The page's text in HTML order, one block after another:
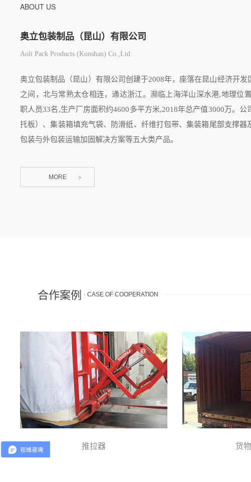
ABOUT US
奥立包装制品（昆山）有限公司
Aoli Pack Products (Kunshan) Co.,Ltd
奥立包装制品（昆山）有限公司创建于2008年，座落在昆山经济开
之间，北与常熟太仓相连，通达浙江。濒临上海洋山深水港,地理位
职人员33名,生产厂房面积约4600多平方米,2018年总产值3000万。
托板）、集装箱填充气袋、防滑纸、纤维打包带、集装箱尾部支撑
包装与外包装运输加固解决方案等五大类产品。
MORE
合作案例 · CASE OF COOPERATION
推拉器 货